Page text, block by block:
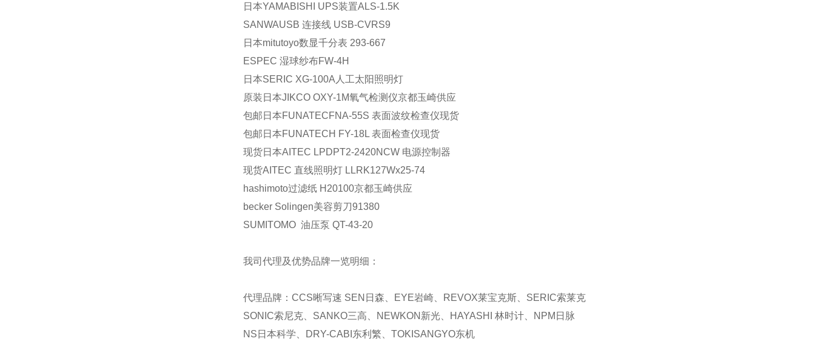
日本YAMABISHI UPS装置ALS-1.5K
SANWAUSB 连接线 USB-CVRS9
日本mitutoyo数显千分表 293-667
ESPEC 湿球纱布FW-4H
日本SERIC XG-100A人工太阳照明灯
原装日本JIKCO OXY-1M氧气检测仪京都玉崎供应
包邮日本FUNATECFNA-55S 表面波纹检查仪现货
包邮日本FUNATECH FY-18L 表面检查仪现货
现货日本AITEC LPDPT2-2420NCW 电源控制器
现货AITEC 直线照明灯 LLRK127Wx25-74
hashimoto过滤纸 H20100京都玉崎供应
becker Solingen美容剪刀91380
SUMITOMO 油压泵 QT-43-20
我司代理及优势品牌一览明细：
代理品牌： CCS晰写速 SEN 日森、 EYE岩崎、 REVOX莱宝克斯、 SERIC索莱克
SONIC索尼克、 SANKO三高、 NEWKON 新光、 HAYASHI 林时计、 NPM 日脉
NS 日本科学、 DRY-CABI 东利繁、 TOKISANGYO东机